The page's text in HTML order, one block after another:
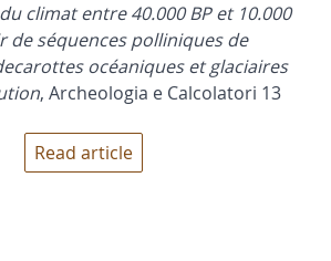
climat entre 40.000 BP et 10.000
de séquences polliniques de
océaniques et glaciaires
, Archeologia e Calcolatori 13
Read article